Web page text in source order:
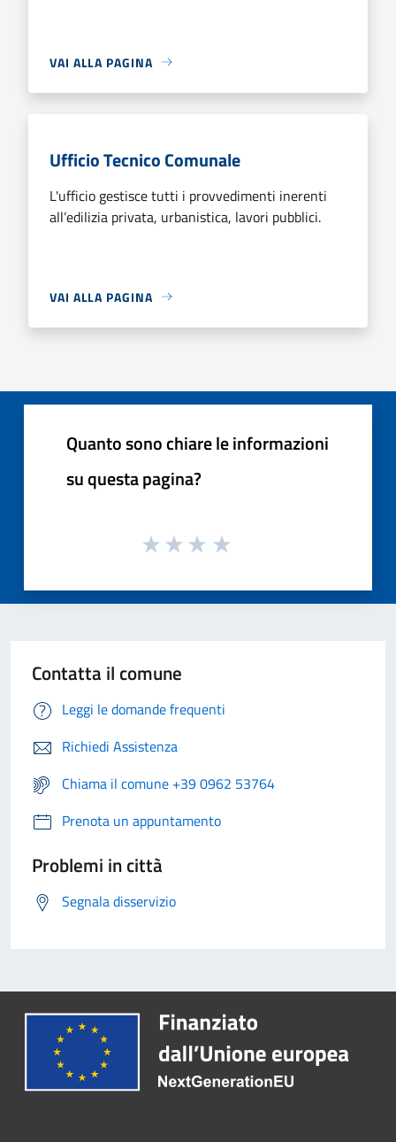
VAI ALLA PAGINA
Ufficio Tecnico Comunale
L'ufficio gestisce tutti i provvedimenti inerenti
all’edilizia privata, urbanistica, lavori pubblici.
VAI ALLA PAGINA
Quanto sono chiare le informazioni
su questa pagina?
Contatta il comune
Leggi le domande frequenti
Richiedi Assistenza
Chiama il comune +39 0962 53764
Prenota un appuntamento
Problemi in città
Segnala disservizio